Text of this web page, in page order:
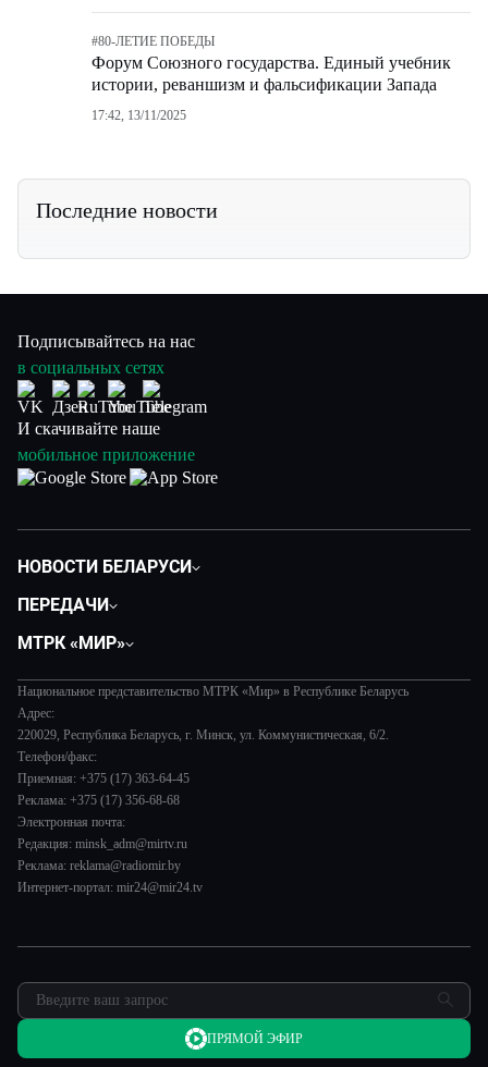
#80-ЛЕТИЕ ПОБЕДЫ
Форум Союзного государства. Единый учебник
истории, реваншизм и фальсификации Запада
17:42, 13/11/2025
Последние новости
Подписывайтесь на нас
в социальных сетях
И скачивайте наше
мобильное приложение
НОВОСТИ БЕЛАРУСИ
Экономика
Происшествия
Наука и технологии
Здоровье и медицина
Авто
Культура
Спорт
ПЕРЕДАЧИ
Все как у людей
Вместе выгодно
Евразия. Культурно
Евразия. Регионы
Наши иностранцы
Пять причин поехать в...
Сделано в Содружестве
МТРК «МИР»
История
Руководство
Лица мира
Новости
Пресса о нас
Карьера
Реклама
Национальное представительство МТРК «Мир» в Республике Беларусь
Адрес:
220029, Республика Беларусь, г. Минск, ул. Коммунистическая, 6/2.
Телефон/факс:
Приемная: +375 (17) 363-64-45
Реклама: +375 (17) 356-68-68
Электронная почта:
Редакция: minsk_adm@mirtv.ru
Реклама: reklama@radiomir.by
Интернет-портал: mir24@mir24.tv
ПРЯМОЙ ЭФИР